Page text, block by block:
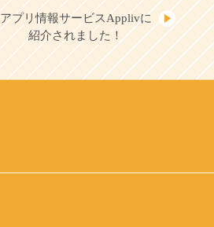
アプリ情報サービスApplivに
紹介されました！